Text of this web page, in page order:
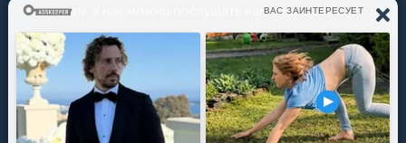
нам. У нас можно послушать как новые так и
старые аудиокниги. Выбрать и поделиться с
друзьями лучшими аудиокнигами!